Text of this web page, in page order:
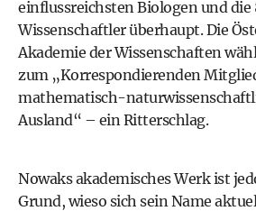
einflussreichsten Biologen und die
Wissenschaftler überhaupt. Die
Akademie der Wissenschaften
zum „Korrespondierenden
mathematisch-
Ausland“ – ein Ritterschlag.
Nowaks akademisches Werk ist
Grund, wieso sich sein Name